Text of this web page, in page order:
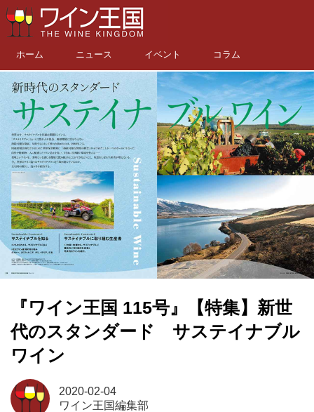
ホーム ニュース イベント コラム
『ワイン王国 115号』【特集】新世
代のスタンダード サステイナブル
ワイン
2020-02-04
ワイン王国編集部